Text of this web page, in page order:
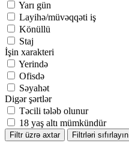
Yarı gün
Layihə/müvəqqəti iş
Könüllü
Staj
İşin xarakteri
Yerində
Ofisdə
Səyahət
Digər şərtlər
Təcili tələb olunur
18 yaş altı mümkündür
Filtr üzrə axtar Filtrləri sıfırlayın